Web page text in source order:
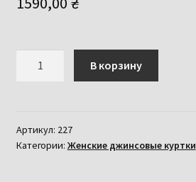
куртка-
піджак
В корзину
Артикул: 227
Категории: Женские джинсовые куртки